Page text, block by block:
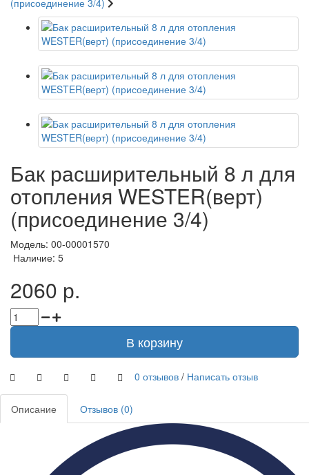
Бак расширительный 8 л для
отопления WESTER(верт)
(присоединение 3/4)
Модель: 00-00001570
Наличие: 5
2060 р.
В корзину
0 отзывов / Написать отзыв
Описание Отзывов (0)